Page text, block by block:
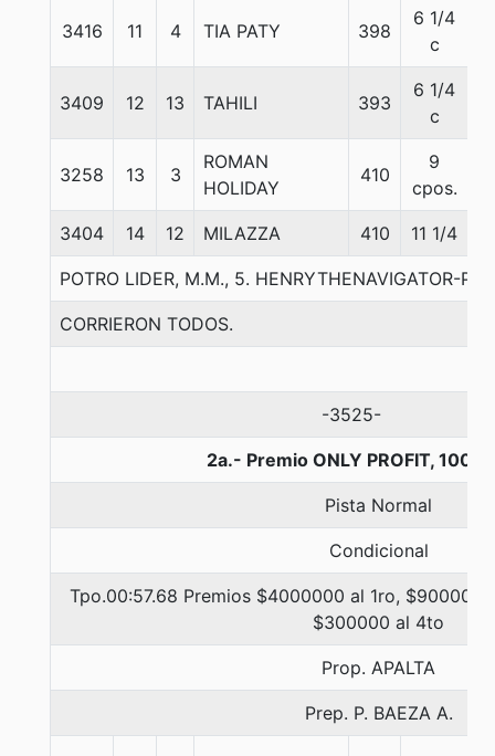
3416 11 4 TIA PATY 398
6 1/4
c
3409 12 13 TAHILI 393
6 1/4
c
3258 13 3
ROMAN
HOLIDAY
410
9
cpos.
3404 14 12 MILAZZA 410 11 1/4
POTRO LIDER, M.M., 5. HENRYTHENAVIGATOR-
CORRIERON TODOS.
-3525-
2a.- Premio ONLY PROFIT, 1000
Pista Normal
Condicional
Tpo.00:57.68 Premios $4000000 al 1ro, $900000
$300000 al 4to
Prop. APALTA
Prep. P. BAEZA A.